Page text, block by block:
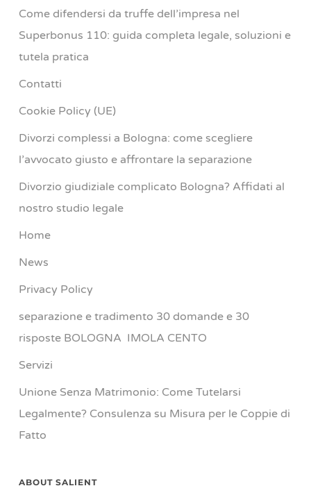
Come difendersi da truffe dell’impresa nel
Superbonus 110: guida completa legale, soluzioni e
tutela pratica
Contatti
Cookie Policy (UE)
Divorzi complessi a Bologna: come scegliere
l’avvocato giusto e affrontare la separazione
Divorzio giudiziale complicato Bologna? Affidati al
nostro studio legale
Home
News
Privacy Policy
separazione e tradimento 30 domande e 30
risposte BOLOGNA IMOLA CENTO
Servizi
Unione Senza Matrimonio: Come Tutelarsi
Legalmente? Consulenza su Misura per le Coppie di
Fatto
ABOUT SALIENT